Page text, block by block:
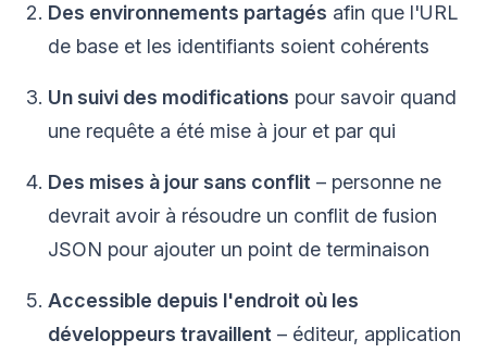
Des environnements partagés afin que l'URL
de base et les identifiants soient cohérents
Un suivi des modifications pour savoir quand
une requête a été mise à jour et par qui
Des mises à jour sans conflit – personne ne
devrait avoir à résoudre un conflit de fusion
JSON pour ajouter un point de terminaison
Accessible depuis l'endroit où les
développeurs travaillent – éditeur, application